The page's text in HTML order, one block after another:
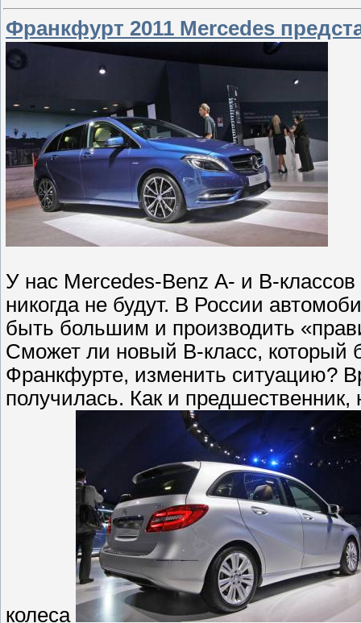
Франкфурт 2011 Mercedes
У нас Mercedes-Benz А- и В-
никогда не будут. В России
быть большим и производить
Сможет ли новый В-класс, который
Франкфурте, изменить ситуацию?
получилась. Как и
колеса